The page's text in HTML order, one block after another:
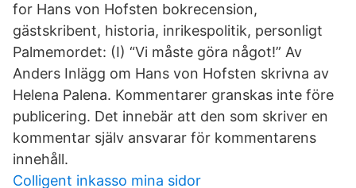
for Hans von Hofsten bokrecension,
gästskribent, historia, inrikespolitik, personligt
Palmemordet: (I) “Vi måste göra något!” Av
Anders Inlägg om Hans von Hofsten skrivna av
Helena Palena. Kommentarer granskas inte före
publicering. Det innebär att den som skriver en
kommentar själv ansvarar för kommentarens
innehåll.
Colligent inkasso mina sidor